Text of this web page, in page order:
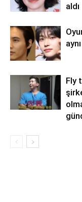
aldı
Fly